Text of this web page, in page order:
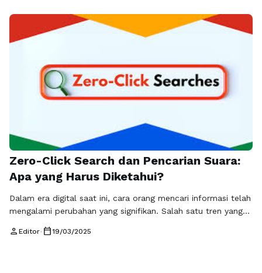
Zero-Click Search dan Pencarian Suara:
Apa yang Harus Diketahui?
Dalam era digital saat ini, cara orang mencari informasi telah
mengalami perubahan yang signifikan. Salah satu tren yang
dikenal ketika seseorang melakukan pencarian di mesin
person Editor• calendar_today19/03/2025